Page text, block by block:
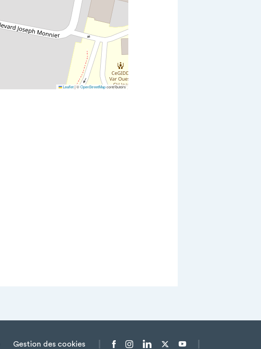
Leaflet|©OpenStreetMapcontributors
Gestion des cookies